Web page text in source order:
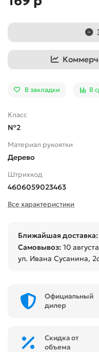
В закладки В
Класс
№2
Материал рукоятки
Дерево
Штрихкод
4606059023463
Все характеристики
Ближайшая доставка:
Самовывоз: 10 августа
ул. Ивана Сусанина,
Официальный
дилер
Скидка от
объема